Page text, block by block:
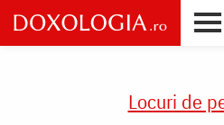
Skip
to
main
Locuri de